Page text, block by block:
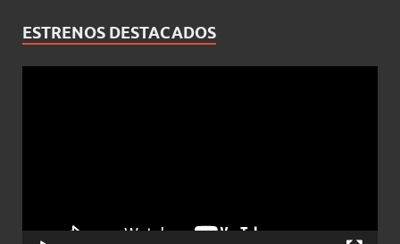
ESTRENOS DESTACADOS